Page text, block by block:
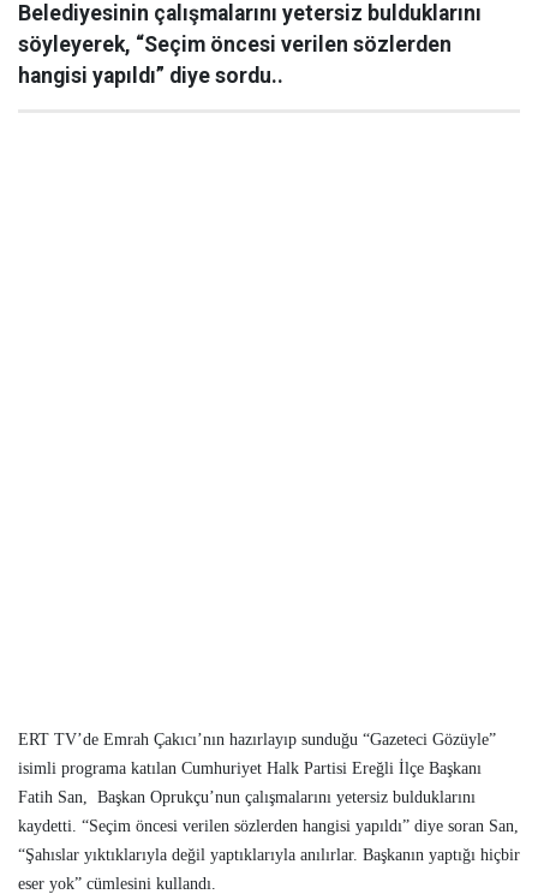
Belediyesinin çalışmalarını yetersiz bulduklarını
söyleyerek, “Seçim öncesi verilen sözlerden
hangisi yapıldı” diye sordu..
ERT TV’de Emrah Çakıcı’nın hazırlayıp sunduğu “Gazeteci Gözüyle”
isimli programa katılan Cumhuriyet Halk Partisi Ereğli İlçe Başkanı
Fatih San, Başkan Oprukçu’nun çalışmalarını yetersiz bulduklarını
kaydetti. “Seçim öncesi verilen sözlerden hangisi yapıldı” diye soran San,
“Şahıslar yıktıklarıyla değil yaptıklarıyla anılırlar. Başkanın yaptığı hiçbir
eser yok” cümlesini kullandı.